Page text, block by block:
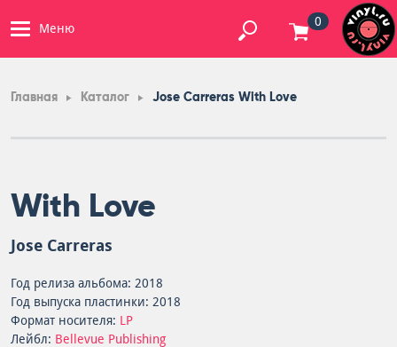
Меню 0
Главная Каталог Jose Carreras With Love
With Love
Jose Carreras
Год релиза альбома: 2018
Год выпуска пластинки: 2018
Формат носителя: LP
Лейбл: Bellevue Publishing